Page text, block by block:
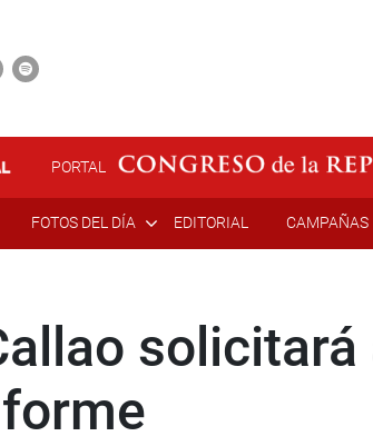
PORTAL
FOTOS DEL DÍA EDITORIAL CAMPAÑAS